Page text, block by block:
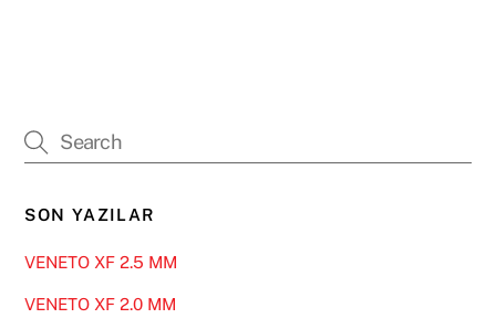
SON YAZILAR
VENETO XF 2.5 MM
VENETO XF 2.0 MM